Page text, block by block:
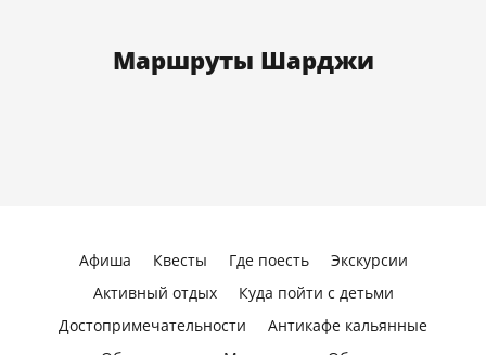
Маршруты Шарджи
Афиша Квесты Где поесть
Экскурсии
Активный отдых
Куда пойти с детьми
Достопримечательности
Антикафе кальянные